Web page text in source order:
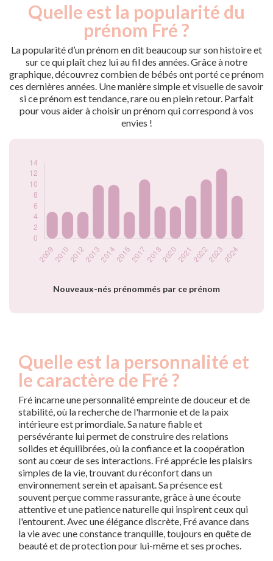
Quelle est la popularité du
prénom Fré ?
La popularité d’un prénom en dit beaucoup sur son histoire et
sur ce qui plaît chez lui au fil des années. Grâce à notre
graphique, découvrez combien de bébés ont porté ce prénom
ces dernières années. Une manière simple et visuelle de savoir
si ce prénom est tendance, rare ou en plein retour. Parfait
pour vous aider à choisir un prénom qui correspond à vos
envies !
Nouveaux-nés prénommés par ce prénom
Popularité du
prénom Fré par
Année
Nouveaux-
nés
2010
5
2012
5
2013
10
2014
10
2015
5
2017
11
2022
2023
Quelle est la personnalité et
le caractère de Fré ?
Fré incarne une personnalité empreinte de douceur et de
stabilité, où la recherche de l'harmonie et de la paix
intérieure est primordiale. Sa nature fiable et
persévérante lui permet de construire des relations
solides et équilibrées, où la confiance et la coopération
sont au cœur de ses interactions. Fré apprécie les plaisirs
simples de la vie, trouvant du réconfort dans un
environnement serein et apaisant. Sa présence est
souvent perçue comme rassurante, grâce à une écoute
attentive et une patience naturelle qui inspirent ceux qui
l'entourent. Avec une élégance discrète, Fré avance dans
la vie avec une constance tranquille, toujours en quête de
beauté et de protection pour lui-même et ses proches.